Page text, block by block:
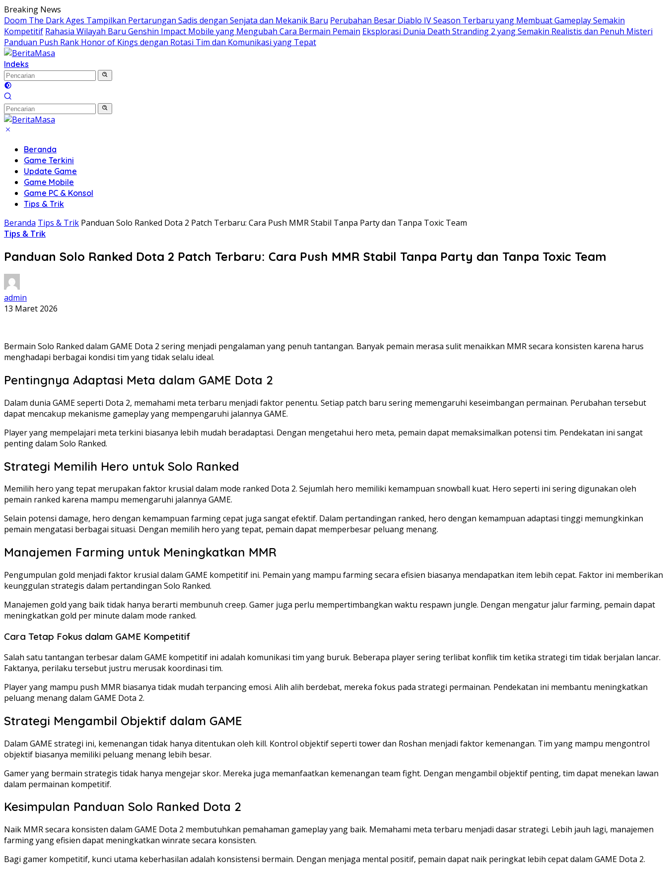
Langsung
ke
konten
Breaking News
Doom The Dark Ages Tampilkan Pertarungan Sadis dengan Senjata dan Mekanik Baru Perubahan Besar Diablo IV Season Terbaru yang Membuat Gameplay Semakin
Kompetitif Rahasia Wilayah Baru Genshin Impact Mobile yang Mengubah Cara Bermain Pemain Eksplorasi Dunia Death Stranding 2 yang Semakin Realistis dan Penuh Misteri
Panduan Push Rank Honor of Kings dengan Rotasi Tim dan Komunikasi yang Tepat
Indeks
Beranda
Game Terkini
Update Game
Game Mobile
Game PC & Konsol
Tips & Trik
Beranda Tips & Trik Panduan Solo Ranked Dota 2 Patch Terbaru: Cara Push MMR Stabil Tanpa Party dan Tanpa Toxic Team
Tips & Trik
Panduan Solo Ranked Dota 2 Patch Terbaru: Cara Push MMR Stabil Tanpa Party dan Tanpa Toxic Team
admin
13 Maret 2026
Bermain Solo Ranked dalam GAME Dota 2 sering menjadi pengalaman yang penuh tantangan. Banyak pemain merasa sulit menaikkan MMR secara konsisten karena harus
menghadapi berbagai kondisi tim yang tidak selalu ideal.
Pentingnya Adaptasi Meta dalam GAME Dota 2
Dalam dunia GAME seperti Dota 2, memahami meta terbaru menjadi faktor penentu. Setiap patch baru sering memengaruhi keseimbangan permainan. Perubahan tersebut
dapat mencakup mekanisme gameplay yang mempengaruhi jalannya GAME.
Player yang mempelajari meta terkini biasanya lebih mudah beradaptasi. Dengan mengetahui hero meta, pemain dapat memaksimalkan potensi tim. Pendekatan ini sangat
penting dalam Solo Ranked.
Strategi Memilih Hero untuk Solo Ranked
Memilih hero yang tepat merupakan faktor krusial dalam mode ranked Dota 2. Sejumlah hero memiliki kemampuan snowball kuat. Hero seperti ini sering digunakan oleh
pemain ranked karena mampu memengaruhi jalannya GAME.
Selain potensi damage, hero dengan kemampuan farming cepat juga sangat efektif. Dalam pertandingan ranked, hero dengan kemampuan adaptasi tinggi memungkinkan
pemain mengatasi berbagai situasi. Dengan memilih hero yang tepat, pemain dapat memperbesar peluang menang.
Manajemen Farming untuk Meningkatkan MMR
Pengumpulan gold menjadi faktor krusial dalam GAME kompetitif ini. Pemain yang mampu farming secara efisien biasanya mendapatkan item lebih cepat. Faktor ini memberikan
keunggulan strategis dalam pertandingan Solo Ranked.
Manajemen gold yang baik tidak hanya berarti membunuh creep. Gamer juga perlu mempertimbangkan waktu respawn jungle. Dengan mengatur jalur farming, pemain dapat
meningkatkan gold per minute dalam mode ranked.
Cara Tetap Fokus dalam GAME Kompetitif
Salah satu tantangan terbesar dalam GAME kompetitif ini adalah komunikasi tim yang buruk. Beberapa player sering terlibat konflik tim ketika strategi tim tidak berjalan lancar.
Faktanya, perilaku tersebut justru merusak koordinasi tim.
Player yang mampu push MMR biasanya tidak mudah terpancing emosi. Alih alih berdebat, mereka fokus pada strategi permainan. Pendekatan ini membantu meningkatkan
peluang menang dalam GAME Dota 2.
Strategi Mengambil Objektif dalam GAME
Dalam GAME strategi ini, kemenangan tidak hanya ditentukan oleh kill. Kontrol objektif seperti tower dan Roshan menjadi faktor kemenangan. Tim yang mampu mengontrol
objektif biasanya memiliki peluang menang lebih besar.
Gamer yang bermain strategis tidak hanya mengejar skor. Mereka juga memanfaatkan kemenangan team fight. Dengan mengambil objektif penting, tim dapat menekan lawan
dalam permainan kompetitif.
Kesimpulan Panduan Solo Ranked Dota 2
Naik MMR secara konsisten dalam GAME Dota 2 membutuhkan pemahaman gameplay yang baik. Memahami meta terbaru menjadi dasar strategi. Lebih jauh lagi, manajemen
farming yang efisien dapat meningkatkan winrate secara konsisten.
Bagi gamer kompetitif, kunci utama keberhasilan adalah konsistensi bermain. Dengan menjaga mental positif, pemain dapat naik peringkat lebih cepat dalam GAME Dota 2.